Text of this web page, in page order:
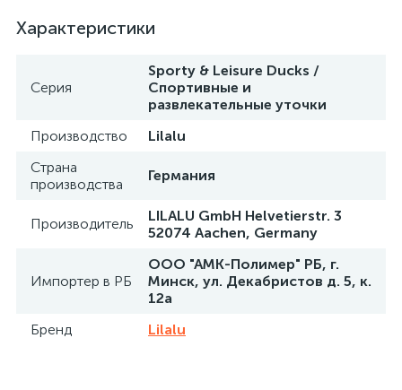
Характеристики
Серия
Sporty & Leisure Ducks /
Спортивные и
развлекательные уточки
Производство
Lilalu
Страна
производства
Германия
Производитель
LILALU GmbH Helvetierstr. 3
52074 Aachen, Germany
Импортер в РБ
ООО "АМК-Полимер" РБ, г.
Минск, ул. Декабристов д. 5, к.
12а
Бренд
Lilalu